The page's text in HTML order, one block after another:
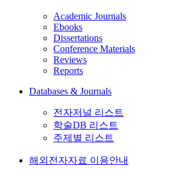
Academic Journals
Ebooks
Dissertations
Conference Materials
Reviews
Reports
Databases & Journals
전자저널 리스트
학술DB 리스트
주제별 리스트
해외전자자료 이용안내